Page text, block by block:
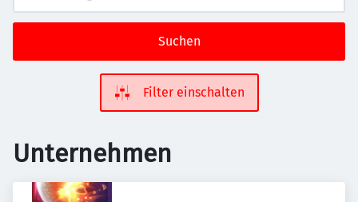
Suchen
Filter einschalten
Unternehmen